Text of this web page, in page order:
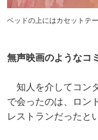
ベッドの上にはカセットテ
無声映画のようなコ
知人を介してコン
で会ったのは、ロン
レストランだったと